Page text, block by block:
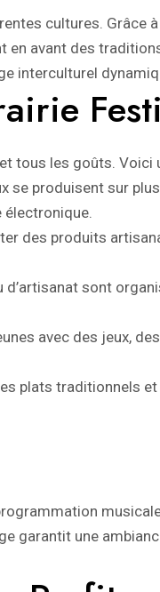
cultures. Grâce
avant des
interculturel
tous les goûts. Voici
se produisent sur
des produits
sont
avec des jeux,
plats traditionnels
garantit une